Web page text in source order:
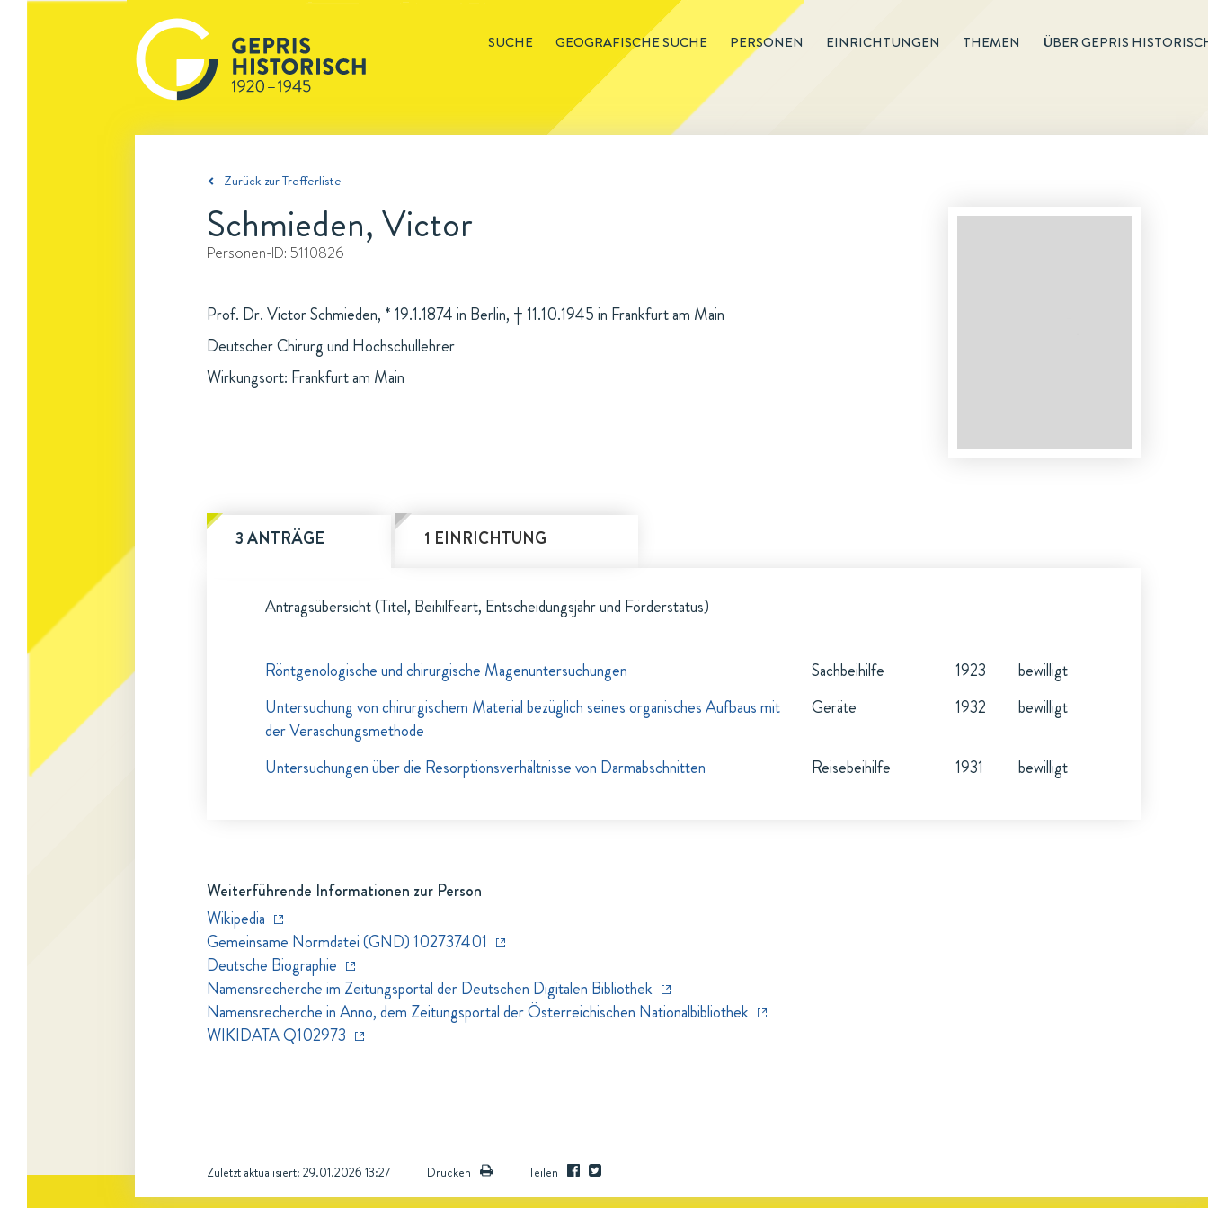
SUCHE GEOGRAFISCHE SUCHE PERSONEN EINRICHTUNGEN THEMEN ÜBER GEPRIS
Zurück zur Trefferliste
Schmieden, Victor
Personen-ID: 5110826
Prof. Dr. Victor Schmieden, * 19.1.1874 in Berlin, † 11.10.1945 in Frankfurt am Main
Deutscher Chirurg und Hochschullehrer
Wirkungsort: Frankfurt am Main
3 ANTRÄGE 1 EINRICHTUNG
Antragsübersicht (Titel, Beihilfeart, Entscheidungsjahr und Förderstatus)
Röntgenologische und chirurgische Magenuntersuchungen Sachbeihilfe 1923
bewilligt
Untersuchung von chirurgischem Material bezüglich seines organisches Aufbaus mit
der Veraschungsmethode
Geräte 1932 bewilligt
Untersuchungen über die Resorptionsverhältnisse von Darmabschnitten Reisebeihilfe 1931 bewilligt
Weiterführende Informationen zur Person
Wikipedia
Gemeinsame Normdatei (GND) 102737401
Deutsche Biographie
Namensrecherche im Zeitungsportal der Deutschen Digitalen Bibliothek
Namensrecherche in Anno, dem Zeitungsportal der Österreichischen Nationalbibliothek
WIKIDATA Q102973
Zuletzt aktualisiert: 29.01.2026 13:27 Drucken Teilen